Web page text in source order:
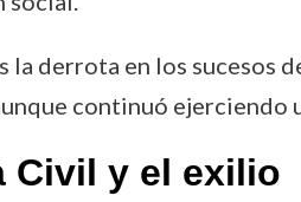
la derrota en los
continuó
Civil y el exilio